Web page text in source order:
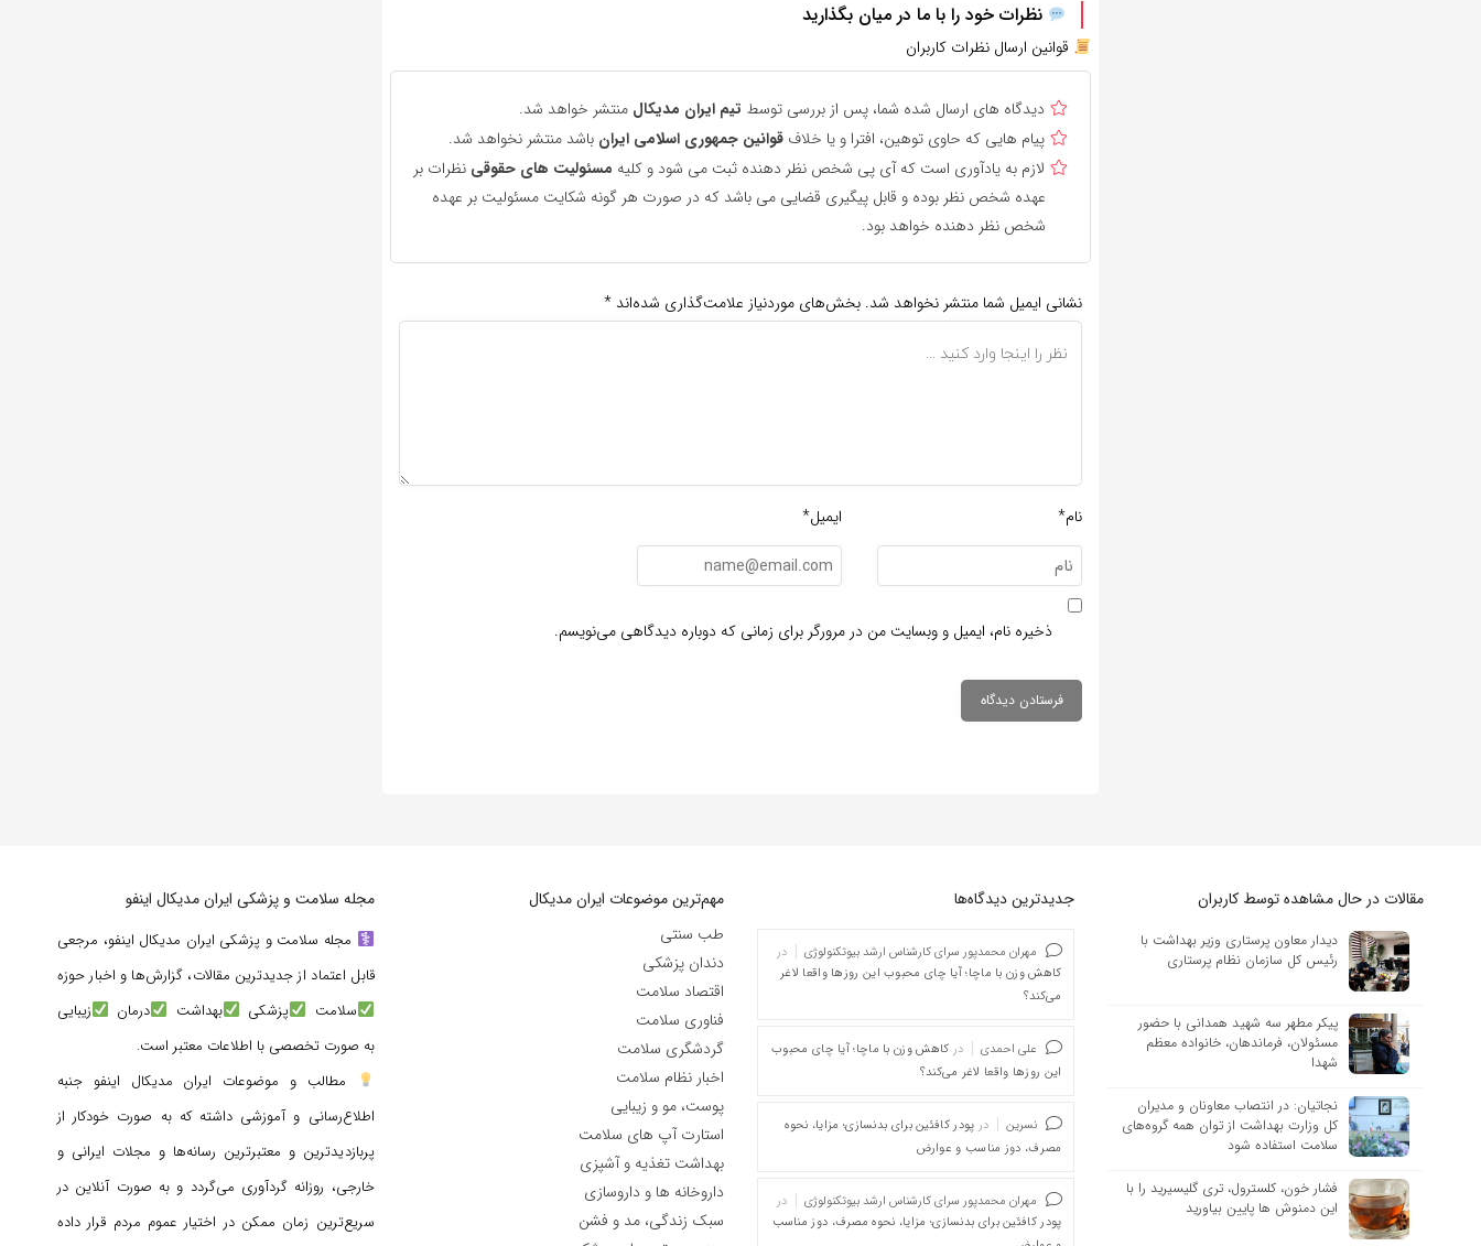
نظرات خود را با ما در میان بگذارید
قوانین ارسال نظرات کاربران
دیدگاه های ارسال شده شما، پس از بررسی توسط تیم ایران مدیکال منتشر خواهد شد.
پیام هایی که حاوی توهین، افترا و یا خلاف قوانین جمهوری اسلامی ایران باشد منتشر نخواهد شد.
لازم به یادآوری است که آی پی شخص نظر دهنده ثبت می شود و کلیه مسئولیت های حقوقی نظرات بر
عهده شخص نظر بوده و قابل پیگیری قضایی می باشد که در صورت هر گونه شکایت مسئولیت بر عهده
شخص نظر دهنده خواهد بود.
نشانی ایمیل شما منتشر نخواهد شد. بخش‌های موردنیاز علامت‌گذاری شده‌اند *
نام* ایمیل*
ذخیره نام، ایمیل و وبسایت من در مرورگر برای زمانی که دوباره دیدگاهی می‌نویسم.
مقالات در حال مشاهده توسط کاربران
دیدار معاون پرستاری وزیر بهداشت با
رئیس کل سازمان نظام پرستاری
پیکر مطهر سه شهید همدانی با حضور
مسئولان، فرماندهان، خانواده معظم
شهدا
نجاتیان: در انتصاب معاونان و مدیران
کل وزارت بهداشت از توان همه گروه‌های
سلامت استفاده شود
فشار خون، کلسترول، تری گلیسیرید را با
این دمنوش ها پایین بیاورید
جدیدترین دیدگاه‌‌ها
مهران محمدپور سرای کارشناس ارشد بیوتکنولوژی
در
کاهش وزن با ماچا؛ آیا چای محبوب این روزها واقعا لاغر
می‌کند؟
علی احمدی در کاهش وزن با ماچا؛ آیا چای محبوب
این روزها واقعا لاغر می‌کند؟
نسرین در پودر کافئین برای بدنسازی؛ مزایا، نحوه
مصرف، دوز مناسب و عوارض
مهران محمدپور سرای کارشناس ارشد بیوتکنولوژی
در
پودر کافئین برای بدنسازی؛ مزایا، نحوه مصرف، دوز مناسب
مهم‌ترین موضوعات ایران مدیکال
طب سنتی
دندان پزشکی
اقتصاد سلامت
فناوری سلامت
گردشگری سلامت
اخبار نظام سلامت
پوست، مو و زیبایی
استارت آپ های سلامت
بهداشت تغذیه و آشپزی
داروخانه ها و داروسازی
سبک زندگی، مد و فشن
مجله سلامت و پزشکی ایران مدیکال اینفو
مجله سلامت و پزشکی ایران مدیکال اینفو، مرجعی
قابل اعتماد از جدیدترین مقالات، گزارش‌ها و اخبار حوزه
سلامت
پزشکی بهداشت درمان
زیبایی
به صورت تخصصی با اطلاعات معتبر است.
مطالب و موضوعات ایران مدیکال اینفو جنبه
اطلاع‌رسانی و آموزشی داشته که به صورت خودکار از
پربازدیدترین و معتبرترین رسانه‌ها و مجلات ایرانی و
خارجی، روزانه گردآوری می‌گردد و به صورت آنلاین در
سریع‌ترین زمان ممکن در اختیار عموم مردم قرار داده